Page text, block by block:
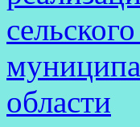
области